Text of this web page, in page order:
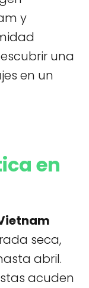
y
una
en un
en
seca,
abril.
acuden